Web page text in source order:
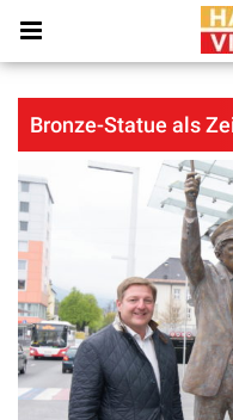
Bronze-Statue als